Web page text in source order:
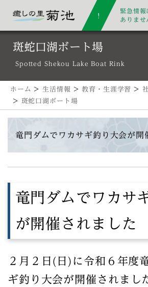
緊急情報
ありませ
斑蛇口湖ボート場
Spotted Shekou Lake Boat Rink
ホーム >生活情報 >教育・生涯学習 >
> 斑蛇口湖ボート場
竜門ダムでワカサギ釣り大会が開
竜門ダムでワカサ
が開催されました
２月２日(日)に令和６年度
ギ釣り大会が開催されまし